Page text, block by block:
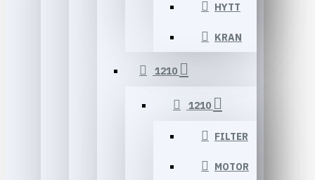
HYTT
KRAN
1210
1210
FILTER
MOTOR